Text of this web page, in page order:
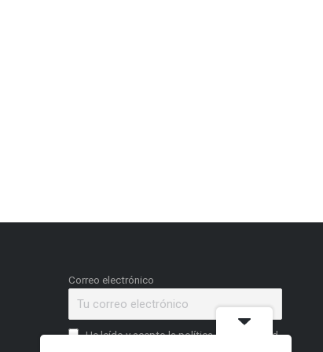
Correo electrónico
He leído y acepto la política de privacidad